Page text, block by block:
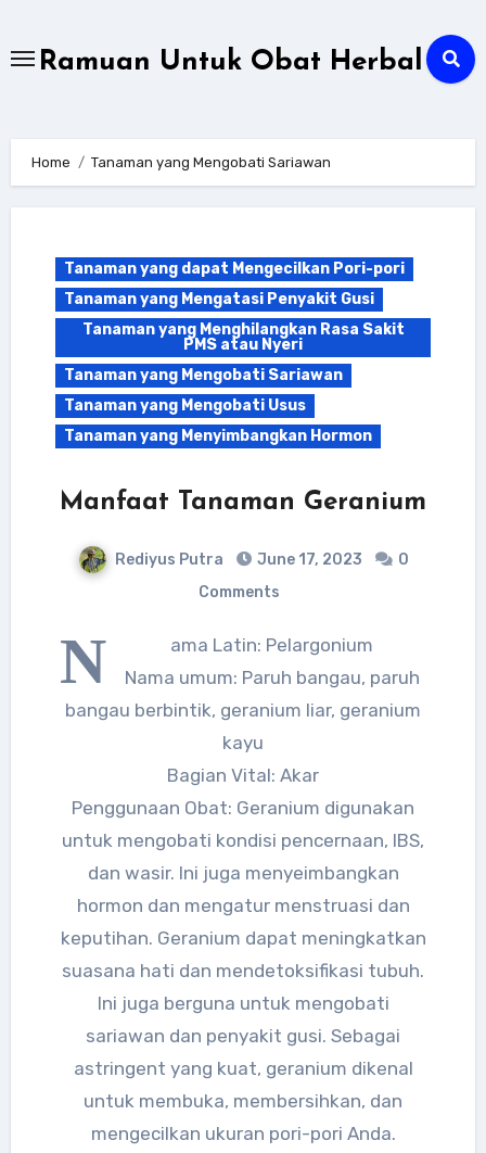
contentRamuan Untuk Obat Herbal
Home Tanaman yang Mengobati Sariawan
Tanaman yang dapat Mengecilkan Pori-pori
Tanaman yang Mengatasi Penyakit Gusi
Tanaman yang Menghilangkan Rasa Sakit
PMS atau Nyeri
Tanaman yang Mengobati Sariawan
Tanaman yang Mengobati Usus
Tanaman yang Menyimbangkan Hormon
Manfaat Tanaman Geranium
Rediyus Putra June 17, 2023
0
Comments
N
ama Latin: Pelargonium
Nama umum: Paruh bangau, paruh
bangau berbintik, geranium liar, geranium
kayu
Bagian Vital: Akar
Penggunaan Obat: Geranium digunakan
untuk mengobati kondisi pencernaan, IBS,
dan wasir. Ini juga menyeimbangkan
hormon dan mengatur menstruasi dan
keputihan. Geranium dapat meningkatkan
suasana hati dan mendetoksifikasi tubuh.
Ini juga berguna untuk mengobati
sariawan dan penyakit gusi. Sebagai
astringent yang kuat, geranium dikenal
untuk membuka, membersihkan, dan
mengecilkan ukuran pori-pori Anda.